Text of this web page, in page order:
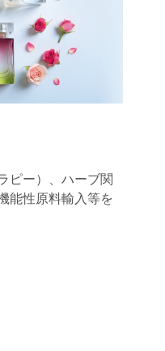
ピー）、ハーブ関
能性原料輸入等を